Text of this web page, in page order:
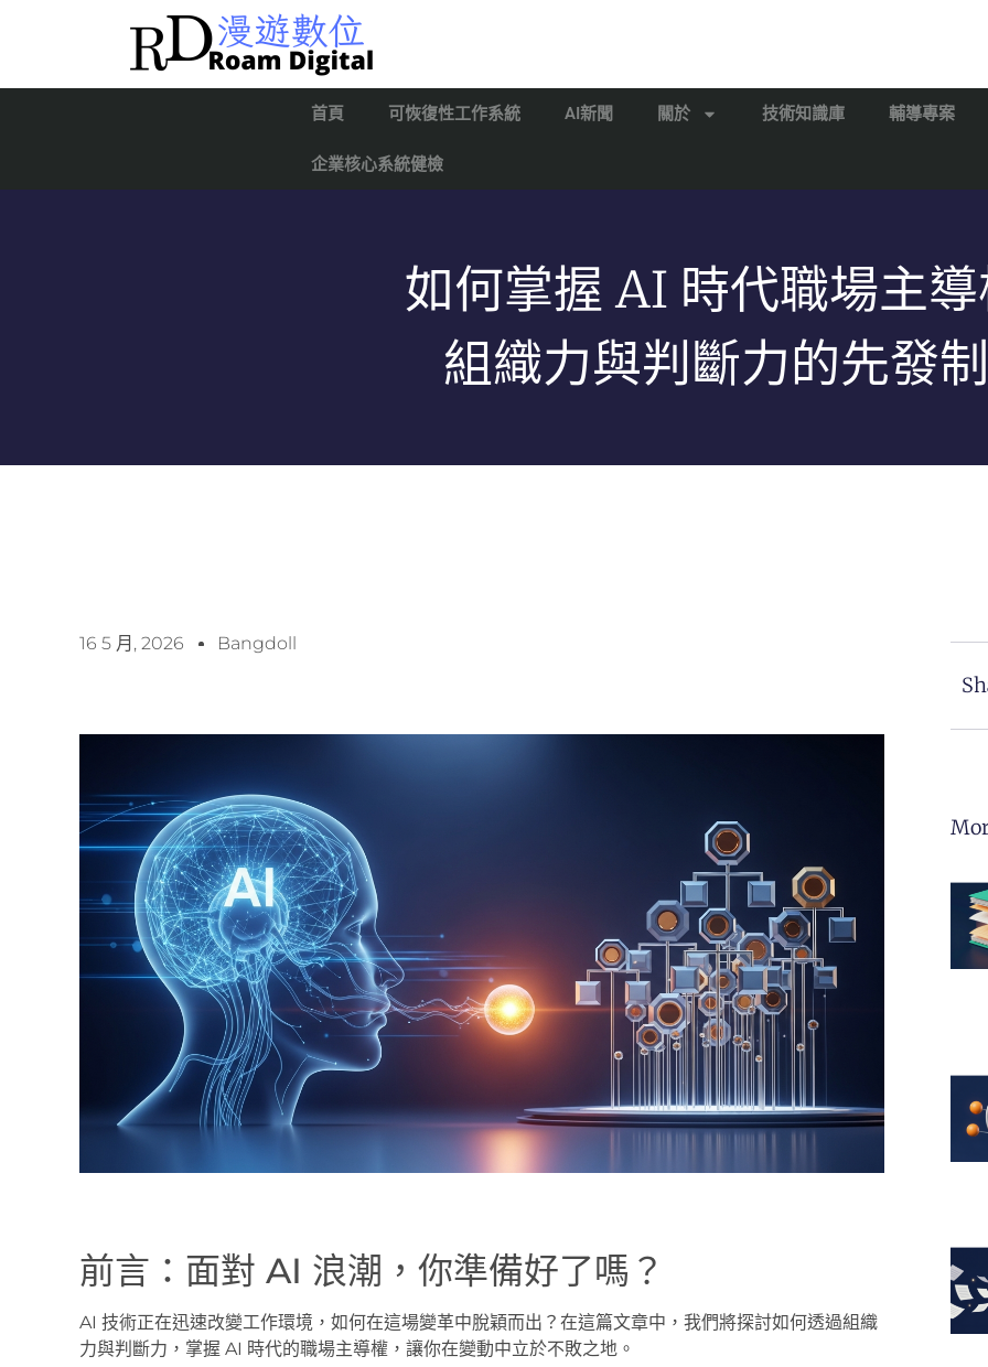
首頁 可恢復性工作系統 AI新聞 關於 技術知識庫 輔導專案
企業核心系統健檢
如何掌握 AI 時代職場主
組織力與判斷力的先發
16 5 月, 2026 Bangdoll
前言：面對 AI 浪潮，你準備好了嗎？
AI 技術正在迅速改變工作環境，如何在這場變革中脫穎而出？在這篇文章中，我們將探討如何透過組織
力與判斷力，掌握 AI 時代的職場主導權，讓你在變動中立於不敗之地。